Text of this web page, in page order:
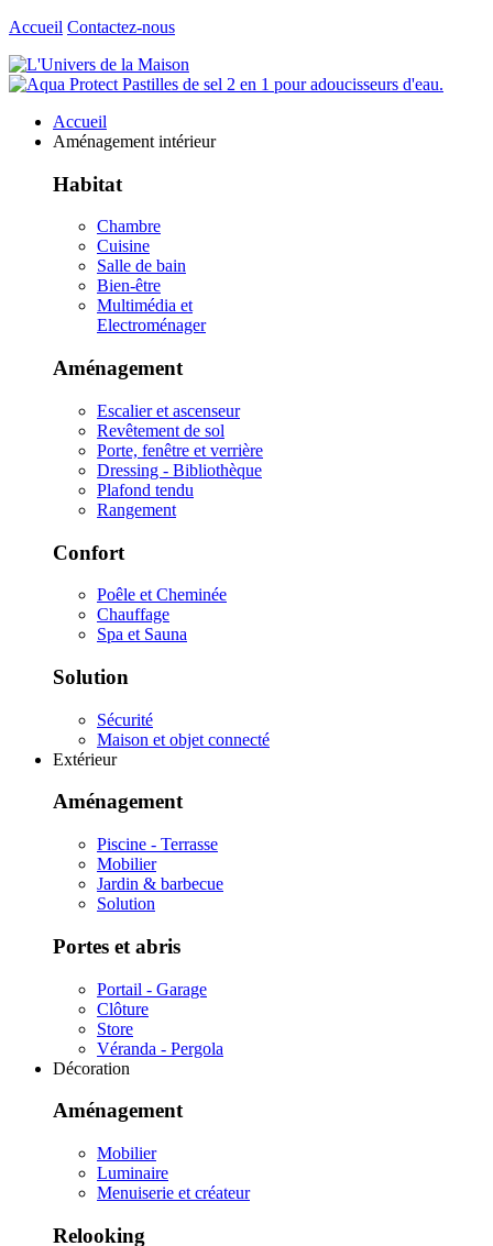
Accueil Contactez-nous
Accueil
Aménagement intérieur
Habitat
Chambre
Cuisine
Salle de bain
Bien-être
Multimédia et
Electroménager
Aménagement
Escalier et ascenseur
Revêtement de sol
Porte, fenêtre et verrière
Dressing - Bibliothèque
Plafond tendu
Rangement
Confort
Poêle et Cheminée
Chauffage
Spa et Sauna
Solution
Sécurité
Maison et objet connecté
Extérieur
Aménagement
Piscine - Terrasse
Mobilier
Jardin & barbecue
Solution
Portes et abris
Portail - Garage
Clôture
Store
Véranda - Pergola
Décoration
Aménagement
Mobilier
Luminaire
Menuiserie et créateur
Relooking